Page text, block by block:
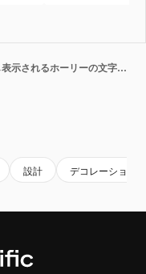
黒い背景の上でクリスマスに繰り返し表示されるホーリーの文字のアニメーション
設計 デコレーション